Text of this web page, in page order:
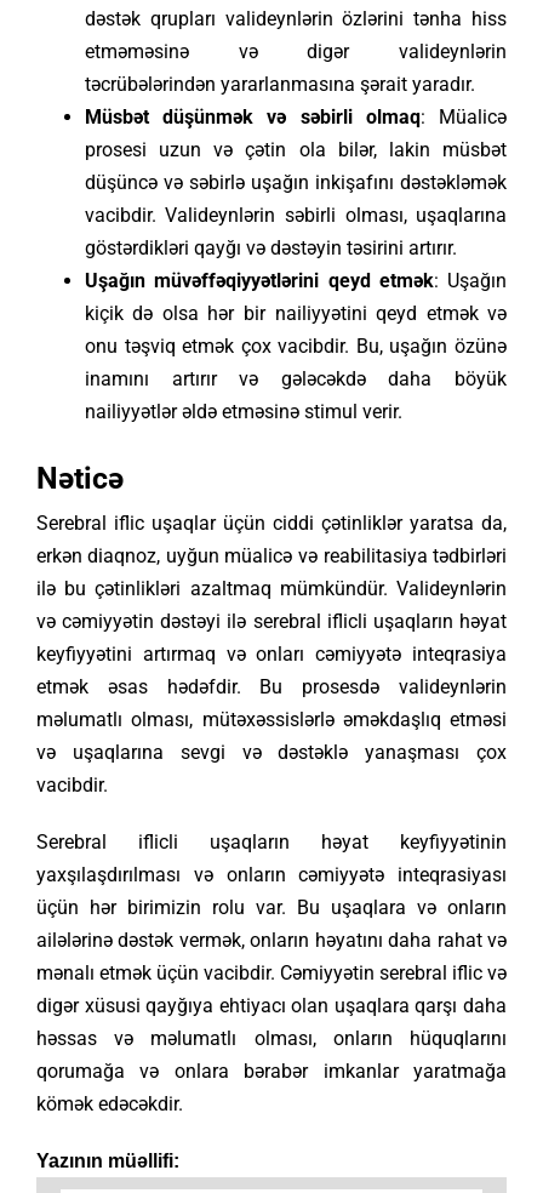
dəstək qrupları valideynlərin özlərini tənha hiss
etməməsinə və digər valideynlərin
təcrübələrindən yararlanmasına şərait yaradır.
Müsbət düşünmək və səbirli olmaq: Müalicə
prosesi uzun və çətin ola bilər, lakin müsbət
düşüncə və səbirlə uşağın inkişafını dəstəkləmək
vacibdir. Valideynlərin səbirli olması, uşaqlarına
göstərdikləri qayğı və dəstəyin təsirini artırır.
Uşağın müvəffəqiyyətlərini qeyd etmək: Uşağın
kiçik də olsa hər bir nailiyyətini qeyd etmək və
onu təşviq etmək çox vacibdir. Bu, uşağın özünə
inamını artırır və gələcəkdə daha böyük
nailiyyətlər əldə etməsinə stimul verir.
Nəticə
Serebral iflic uşaqlar üçün ciddi çətinliklər yaratsa da,
erkən diaqnoz, uyğun müalicə və reabilitasiya tədbirləri
ilə bu çətinlikləri azaltmaq mümkündür. Valideynlərin
və cəmiyyətin dəstəyi ilə serebral iflicli uşaqların həyat
keyfiyyətini artırmaq və onları cəmiyyətə inteqrasiya
etmək əsas hədəfdir. Bu prosesdə valideynlərin
məlumatlı olması, mütəxəssislərlə əməkdaşlıq etməsi
və uşaqlarına sevgi və dəstəklə yanaşması çox
vacibdir.
Serebral iflicli uşaqların həyat keyfiyyətinin
yaxşılaşdırılması və onların cəmiyyətə inteqrasiyası
üçün hər birimizin rolu var. Bu uşaqlara və onların
ailələrinə dəstək vermək, onların həyatını daha rahat və
mənalı etmək üçün vacibdir. Cəmiyyətin serebral iflic və
digər xüsusi qayğıya ehtiyacı olan uşaqlara qarşı daha
həssas və məlumatlı olması, onların hüquqlarını
qorumağa və onlara bərabər imkanlar yaratmağa
kömək edəcəkdir.
Yazının müəllifi: